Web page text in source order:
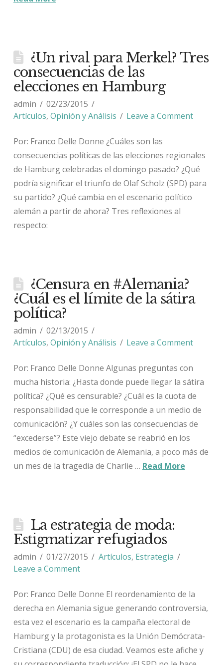
¿Un rival para Merkel? Tres
consecuencias de las
elecciones en Hamburg
admin
02/23/2015
Artículos, Opinión y Análisis Leave a Comment
Por: Franco Delle Donne ¿Cuáles son las
consecuencias políticas de las elecciones regionales
de Hamburg celebradas el domingo pasado? ¿Qué
podría significar el triunfo de Olaf Scholz (SPD) para
su partido? ¿Qué cambia en el escenario político
alemán a partir de ahora? Tres reflexiones al
respecto:
¿Censura en #Alemania?
¿Cuál es el límite de la sátira
política?
admin
02/13/2015
Artículos, Opinión y Análisis Leave a Comment
Por: Franco Delle Donne Algunas preguntas con
mucha historia: ¿Hasta donde puede llegar la sátira
política? ¿Qué es censurable? ¿Cuál es la cuota de
responsabilidad que le corresponde a un medio de
comunicación? ¿Y cuáles son las consecuencias de
“excederse”? Este viejo debate se reabrió en los
medios de comunicación de Alemania, a poco más de
un mes de la tragedia de Charlie … Read More
La estrategia de moda:
Estigmatizar refugiados
admin 01/27/2015 Artículos, Estrategia
Leave a Comment
Por: Franco Delle Donne El reordenamiento de la
derecha en Alemania sigue generando controversia,
esta vez el escenario es la campaña electoral de
Hamburg y la protagonista es la Unión Demócrata-
Cristiana (CDU) de esa ciudad. Veamos este afiche y